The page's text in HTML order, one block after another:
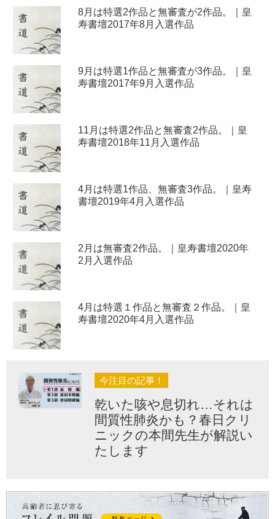
8月は特選2作品と無審査が2作品。｜皇
寿書壇2017年8月入選作品
9月は特選1作品と無審査が3作品。｜皇
寿書壇2017年9月入選作品
11月は特選2作品と無審査2作品。｜皇
寿書壇2018年11月入選作品
4月は特選1作品、無審査3作品。｜皇寿
書壇2019年4月入選作品
2月は無審査2作品。｜皇寿書壇2020年
2月入選作品
4月は特選１作品と無審査２作品。｜皇
寿書壇2020年4月入選作品
今注目の記事！
乾いた咳や息切れ…それは
間質性肺炎かも？春日クリ
ニックの本間先生が解説い
たします